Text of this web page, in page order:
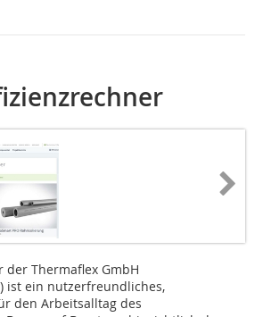
der Thermaflex GmbH
) ist ein nutzerfreundliches,
den Arbeitsalltag des